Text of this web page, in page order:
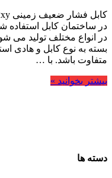
در ساختمان کابل
در انواع مختلف تولید
بسته به نوع کابل و هادی
متفاوت باشد. با …
بیشتر بخوانید »
دسته ها